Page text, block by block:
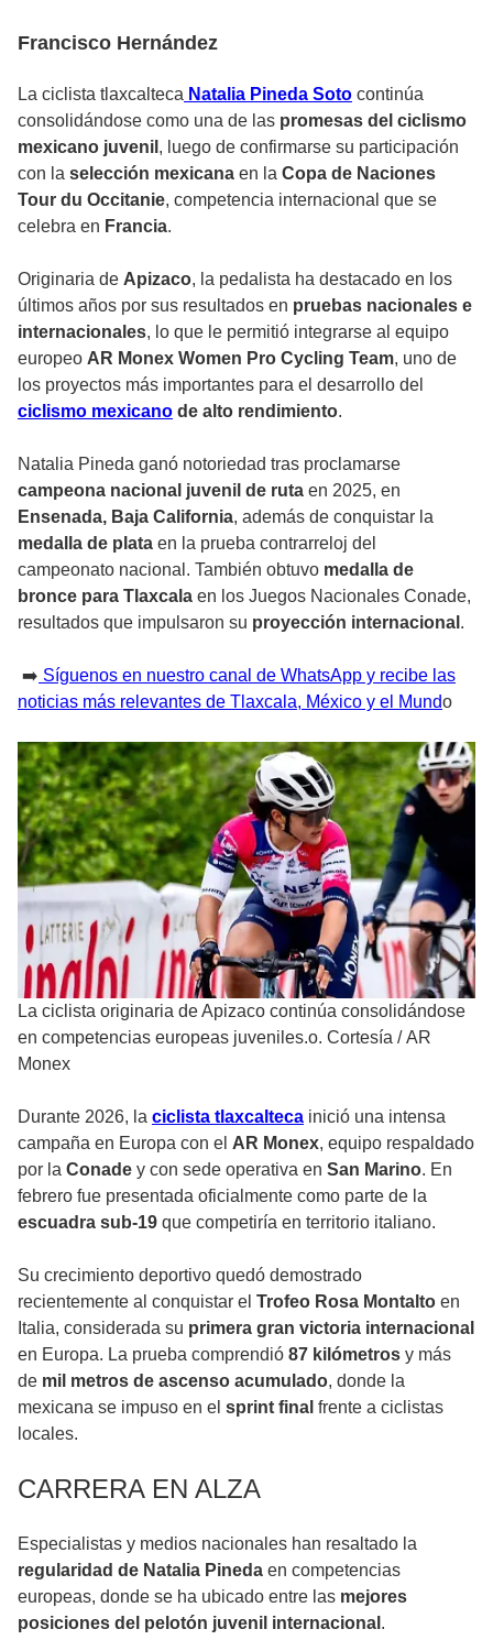
Francisco Hernández
La ciclista tlaxcalteca Natalia Pineda Soto continúa
consolidándose como una de las promesas del ciclismo
mexicano juvenil , luego de confirmarse su participación
con la selección mexicana en la Copa de Naciones
Tour du Occitanie, competencia internacional que se
celebra en Francia.
Originaria de Apizaco, la pedalista ha destacado en los
últimos años por sus resultados en pruebas nacionales e
internacionales, lo que le permitió integrarse al equipo
europeo AR Monex Women Pro Cycling Team, uno de
los proyectos más importantes para el desarrollo del
ciclismo mexicano de alto rendimiento.
Natalia Pineda ganó notoriedad tras proclamarse
campeona nacional juvenil de ruta en 2025, en
Ensenada, Baja California, además de conquistar la
medalla de plata en la prueba contrarreloj del
campeonato nacional. También obtuvo medalla de
bronce para Tlaxcala en los Juegos Nacionales Conade,
resultados que impulsaron su proyección internacional .
➡️ Síguenos en nuestro canal de WhatsApp y recibe las
noticias más relevantes de Tlaxcala, México y el Mundo
La ciclista originaria de Apizaco continúa consolidándose
en competencias europeas juveniles.o. Cortesía /AR
Monex
Durante 2026, la ciclista tlaxcalteca inició una intensa
campaña en Europa con el AR Monex, equipo respaldado
por la Conade y con sede operativa en San Marino. En
febrero fue presentada oficialmente como parte de la
escuadra sub-19 que competiría en territorio italiano.
Su crecimiento deportivo quedó demostrado
recientemente al conquistar el Trofeo Rosa Montalto en
Italia, considerada su primera gran victoria internacional
en Europa. La prueba comprendió 87 kilómetros y más
de mil metros de ascenso acumulado, donde la
mexicana se impuso en el sprint final frente a ciclistas
locales.
CARRERA EN ALZA
Especialistas y medios nacionales han resaltado la
regularidad de Natalia Pineda en competencias
europeas, donde se ha ubicado entre las mejores
posiciones del pelotón juvenil internacional .